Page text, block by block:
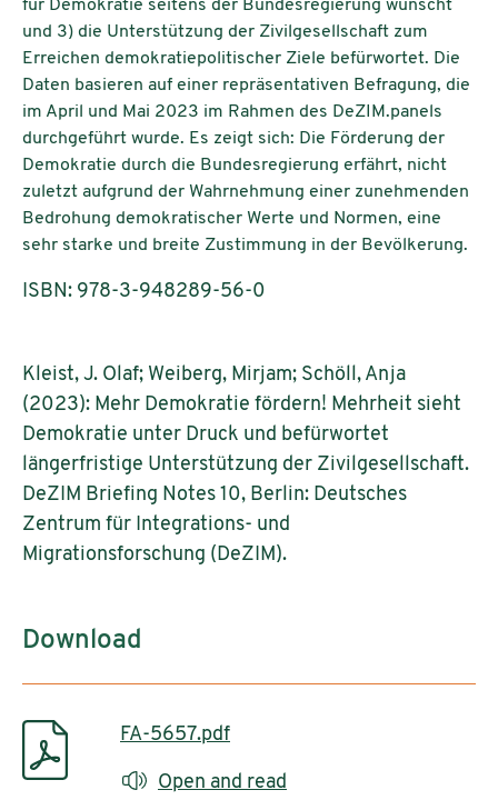
für Demokratie seitens der Bundesregierung wünscht
und 3) die Unterstützung der Zivilgesellschaft zum
Erreichen demokratiepolitischer Ziele befürwortet. Die
Daten basieren auf einer repräsentativen Befragung, die
im April und Mai 2023 im Rahmen des DeZIM.panels
durchgeführt wurde. Es zeigt sich: Die Förderung der
Demokratie durch die Bundesregierung erfährt, nicht
zuletzt aufgrund der Wahrnehmung einer zunehmenden
Bedrohung demokratischer Werte und Normen, eine
sehr starke und breite Zustimmung in der Bevölkerung.
ISBN: 978-3-948289-56-0
Kleist, J. Olaf; Weiberg, Mirjam; Schöll, Anja
(2023): Mehr Demokratie fördern! Mehrheit sieht
Demokratie unter Druck und befürwortet
längerfristige Unterstützung der Zivilgesellschaft.
DeZIM Briefing Notes 10, Berlin: Deutsches
Zentrum für Integrations- und
Migrationsforschung (DeZIM).
Download
FA-5657.pdf
Open and read